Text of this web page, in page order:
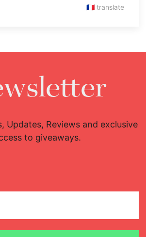
🇫🇷 translate
Updates, Reviews and exclusive
to giveaways.
Email address